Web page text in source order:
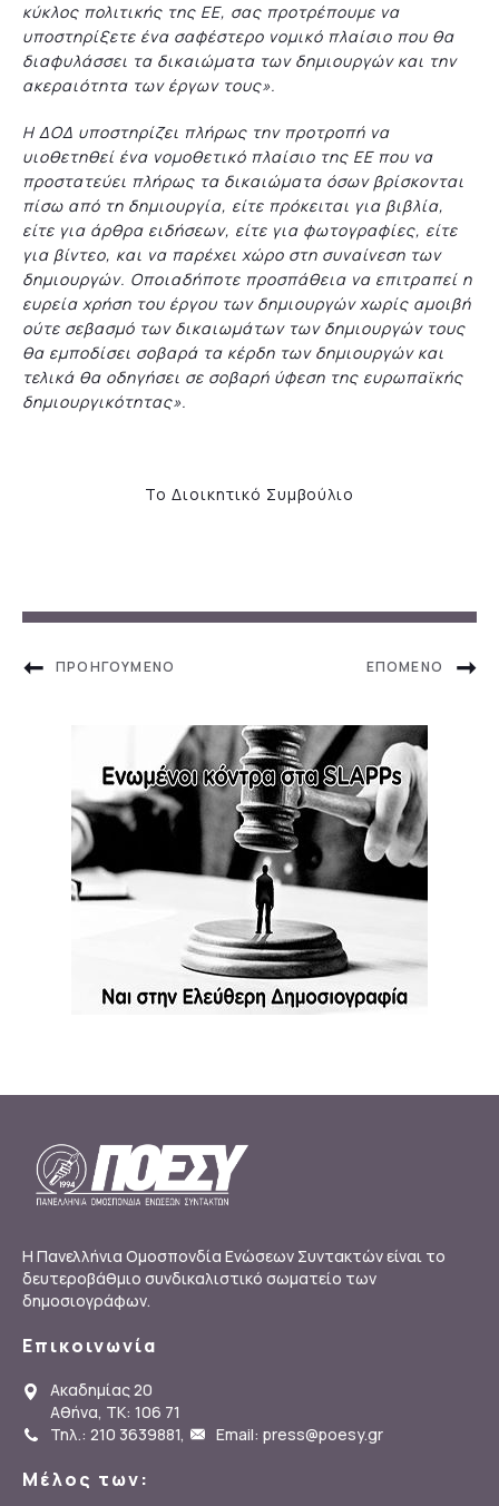
κύκλος πολιτικής της ΕΕ, σας προτρέπουμε να
υποστηρίξετε ένα σαφέστερο νομικό πλαίσιο που θα
διαφυλάσσει τα δικαιώματα των δημιουργών και την
ακεραιότητα των έργων τους».
Η ΔΟΔ υποστηρίζει πλήρως την προτροπή να
υιοθετηθεί ένα νομοθετικό πλαίσιο της ΕΕ που να
προστατεύει πλήρως τα δικαιώματα όσων βρίσκονται
πίσω από τη δημιουργία, είτε πρόκειται για βιβλία,
είτε για άρθρα ειδήσεων, είτε για φωτογραφίες, είτε
για βίντεο, και να παρέχει χώρο στη συναίνεση των
δημιουργών. Οποιαδήποτε προσπάθεια να επιτραπεί η
ευρεία χρήση του έργου των δημιουργών χωρίς αμοιβή
ούτε σεβασμό των δικαιωμάτων των δημιουργών τους
θα εμποδίσει σοβαρά τα κέρδη των δημιουργών και
τελικά θα οδηγήσει σε σοβαρή ύφεση της ευρωπαϊκής
δημιουργικότητας».
Το Διοικητικό Συμβούλιο
Η Πανελλήνια Ομοσπονδία Ενώσεων Συντακτών είναι το
δευτεροβάθμιο συνδικαλιστικό σωματείο των
δημοσιογράφων.
Επικοινωνία
Ακαδημίας 20
Αθήνα, ΤΚ: 106 71
Τηλ.: 210 3639881, Email: press@poesy.gr
Μέλος των: